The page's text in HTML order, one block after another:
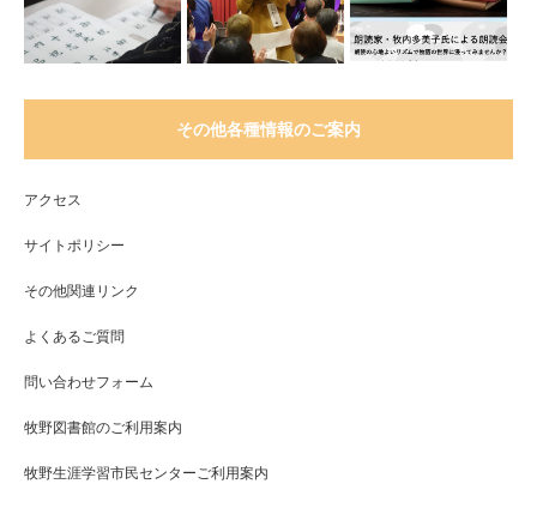
その他各種情報のご案内
アクセス
サイトポリシー
その他関連リンク
よくあるご質問
問い合わせフォーム
牧野図書館のご利用案内
牧野生涯学習市民センターご利用案内